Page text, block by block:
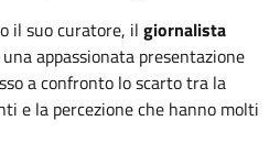
il suo curatore, il giornalista
appassionata presentazione
a confronto lo scarto tra la
e la percezione che hanno molti